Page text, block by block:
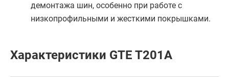
демонтажа шин, особенно при работе с
низкопрофильными и жесткими покрышками.
Характеристики GTE T201A